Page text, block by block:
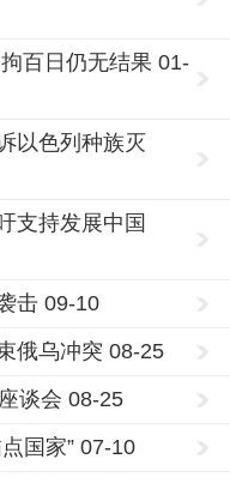
百日仍无结果 01-
以色列种族灭
支持发展中国
击 09-10
俄乌冲突 08-25
谈会 08-25
国家” 07-10